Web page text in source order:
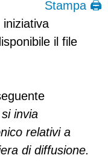
Stampa 🖨
il file
invia
relativi a
di diffusione.